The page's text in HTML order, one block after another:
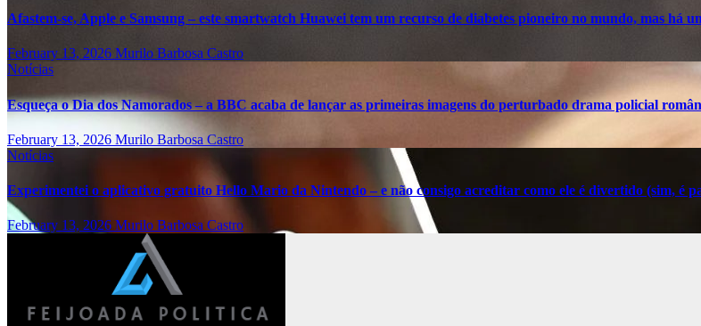
Afastem-se, Apple e Samsung – este smartwatch Huawei tem um recurso de diabetes pioneiro no mundo, mas há
February 13, 2026 Murilo Barbosa Castro
Notícias
Esqueça o Dia dos Namorados – a BBC acaba de lançar as primeiras imagens do perturbado drama policial
February 13, 2026 Murilo Barbosa Castro
Notícias
Experimentei o aplicativo gratuito Hello Mario da Nintendo – e não consigo acreditar como ele é divertido (sim, é
February 13, 2026 Murilo Barbosa Castro